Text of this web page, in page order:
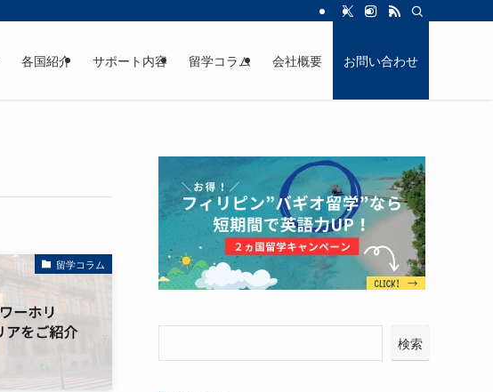
各国紹介 サポート内容 留学コラム 会社概要 お問い合わせ
留学コラム
検索